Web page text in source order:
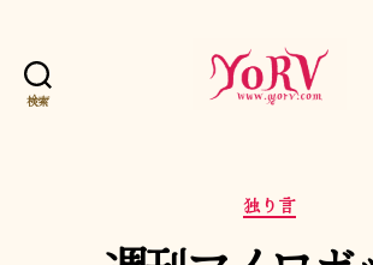
検索
カ
テ
ゴ
独り言